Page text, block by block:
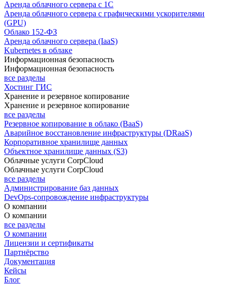
Аренда облачного сервера с 1С
Аренда облачного сервера с графическими ускорителями
(GPU)
Облако 152-ФЗ
Аренда облачного сервера (IaaS)
Kubernetes в облаке
Информационная безопасность
Информационная безопасность
все разделы
Хостинг ГИС
Хранение и резервное копирование
Хранение и резервное копирование
все разделы
Резервное копирование в облако (BaaS)
Аварийное восстановление инфраструктуры (DRaaS)
Корпоративное хранилище данных
Объектное хранилище данных (S3)
Облачные услуги CorpCloud
Облачные услуги CorpCloud
все разделы
Администрирование баз данных
DevOps-сопровождение инфраструктуры
О компании
О компании
все разделы
О компании
Лицензии и сертификаты
Партнёрство
Документация
Кейсы
Блог